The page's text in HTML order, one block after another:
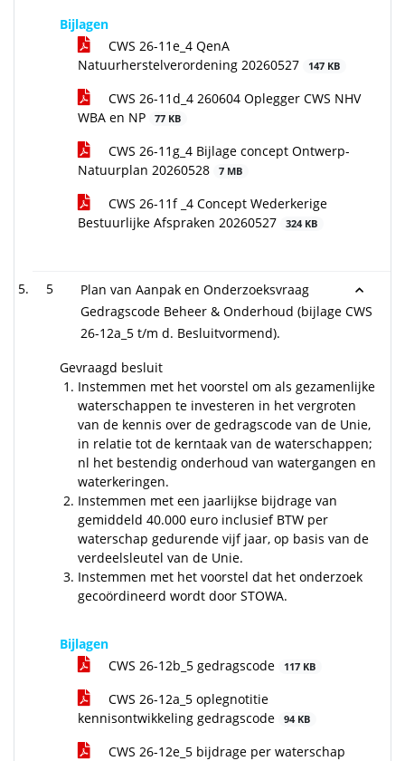
Bijlagen
CWS 26-11e_4 QenA
Natuurherstelverordening 20260527
147 KB
CWS 26-11d_4 260604 Oplegger CWS NHV
WBA en NP
77 KB
CWS 26-11g_4 Bijlage concept Ontwerp-
Natuurplan 20260528
7 MB
CWS 26-11f _4 Concept Wederkerige
Bestuurlijke Afspraken 20260527
324 KB
5
Plan van Aanpak en Onderzoeksvraag
Gedragscode Beheer & Onderhoud (bijlage CWS
26-12a_5 t/m d. Besluitvormend).
Gevraagd besluit
Instemmen met het voorstel om als gezamenlijke
waterschappen te investeren in het vergroten
van de kennis over de gedragscode van de Unie,
in relatie tot de kerntaak van de waterschappen;
nl het bestendig onderhoud van watergangen en
waterkeringen.
Instemmen met een jaarlijkse bijdrage van
gemiddeld 40.000 euro inclusief BTW per
waterschap gedurende vijf jaar, op basis van de
verdeelsleutel van de Unie.
Instemmen met het voorstel dat het onderzoek
gecoördineerd wordt door STOWA.
Bijlagen
CWS 26-12b_5 gedragscode
117 KB
CWS 26-12a_5 oplegnotitie
kennisontwikkeling gedragscode
94 KB
CWS 26-12e_5 bijdrage per waterschap